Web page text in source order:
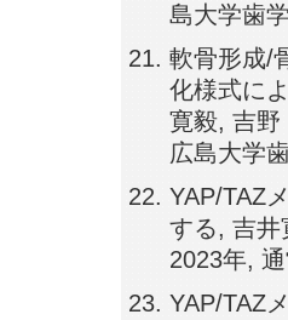
島大学歯
軟骨形成/
化様式に
寛毅, 吉野
広島大学
YAP/TAZ
する, 吉井
2023年,
YAP/TAZ